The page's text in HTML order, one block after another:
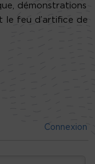
démonstrations
le feu d’artifice de
Connexion